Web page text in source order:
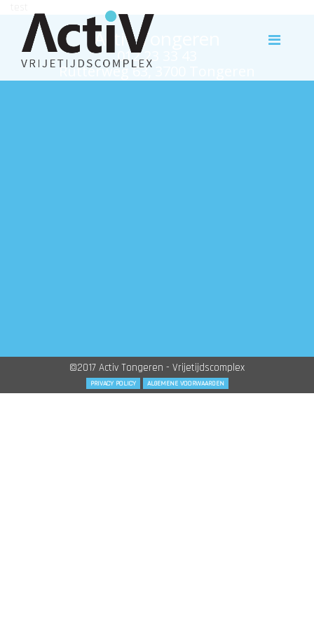
Activ Tongeren
012 23 33 43
Rutterweg 63, 3700 Tongeren
©2017 Activ Tongeren - Vrijetijdscomplex
PRIVACY POLICY ALGEMENE VOORWAARDEN